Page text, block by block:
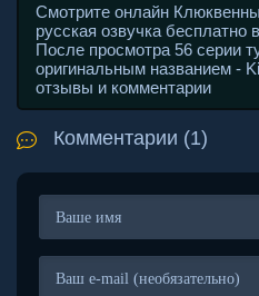
Смотрите онлайн
русская озвучка бесплатно
После просмотра 56 серии
оригинальным названием -
отзывы и комментарии
Комментарии (1)